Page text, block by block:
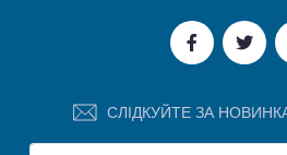
СЛІДКУЙТЕ ЗА